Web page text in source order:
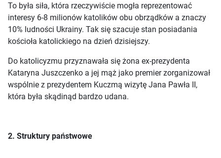
To była siła, która rzeczywiście mogła reprezentować
interesy 6-8 milionów katolików obu obrządków a znaczy
10% ludności Ukrainy. Tak się szacuje stan posiadania
kościoła katolickiego na dzień dzisiejszy.
Do katolicyzmu przyznawała się żona ex-prezydenta
Kataryna Juszczenko a jej mąż jako premier zorganizował
wspólnie z prezydentem Kuczmą wizytę Jana Pawła II,
która była skądinąd bardzo udana.
2. Struktury państwowe